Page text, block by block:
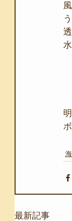
最新記事